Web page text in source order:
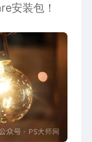
安装包！